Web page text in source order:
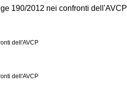
190/2012 nei confronti dell'AVCP
dell'AVCP
dell'AVCP